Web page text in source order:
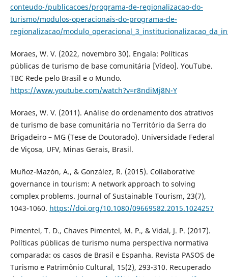
conteudo-/publicacoes/programa-de-regionalizacao-do-
turismo/modulos-operacionais-do-programa-de-
regionalizacao/
Moraes, W. V. (2022, novembro 30). Engala: Políticas
públicas de turismo de base comunitária [Vídeo]. YouTube.
TBC Rede pelo Brasil e o Mundo.
https://www.youtube.com/watch?v=r8ndiMj8N-Y
Moraes, W. V. (2011). Análise do ordenamento dos atrativos
de turismo de base comunitária no Território da Serra do
Brigadeiro – MG (Tese de Doutorado). Universidade Federal
de Viçosa, UFV, Minas Gerais, Brasil.
Muñoz-Mazón, A., & González, R. (2015). Collaborative
governance in tourism: A network approach to solving
complex problems. Journal of Sustainable Tourism, 23(7),
1043-1060. https://doi.org/10.1080/09669582.2015.1024257
Pimentel, T. D., Chaves Pimentel, M. P., & Vidal, J. P. (2017).
Políticas públicas de turismo numa perspectiva normativa
comparada: os casos de Brasil e Espanha. Revista PASOS de
Turismo e Patrimônio Cultural, 15(2), 293-310. Recuperado